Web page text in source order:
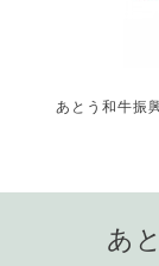
あとう和牛振
あ